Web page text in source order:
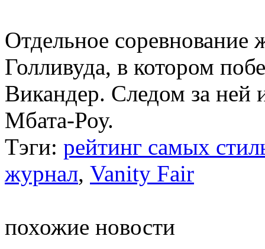
Отдельное соревнование
Голливуда, в котором
Викандер. Следом за
Мбата-Роу.
Тэги: рейтинг самых
журнал, Vanity Fair
похожие новости